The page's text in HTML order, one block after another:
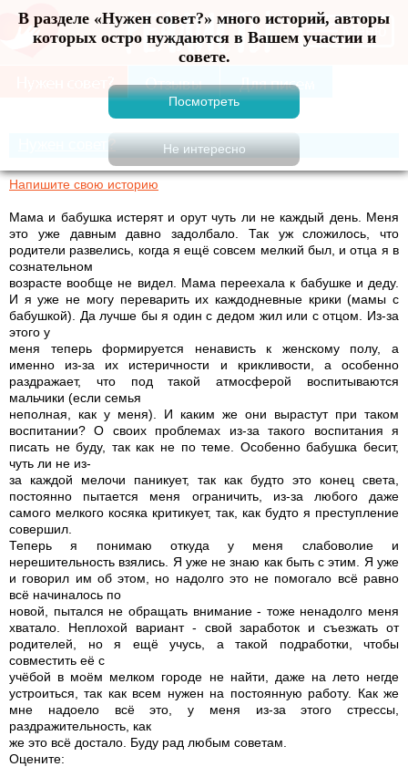
В разделе «Нужен совет?» много историй, авторы
которых остро нуждаются в Вашем участии и
совете.
Меню
Нужен совет?
Напишите свою историю
Мама и бабушка истерят и орут чуть ли не каждый день. Меня
это уже давным давно задолбало. Так уж сложилось, что
родители развелись, когда я ещё совсем мелкий был, и отца я в
сознательном
возрасте вообще не видел. Мама переехала к бабушке и деду.
И я уже не могу переварить их каждодневные крики (мамы с
бабушкой). Да лучше бы я один с дедом жил или с отцом. Из-за
этого у
меня теперь формируется ненависть к женскому полу, а
именно из-за их истеричности и крикливости, а особенно
раздражает, что под такой атмосферой воспитываются
мальчики (если семья
неполная, как у меня). И каким же они вырастут при таком
воспитании? О своих проблемах из-за такого воспитания я
писать не буду, так как не по теме. Особенно бабушка бесит,
чуть ли не из-
за каждой мелочи паникует, так как будто это конец света,
постоянно пытается меня ограничить, из-за любого даже
самого мелкого косяка критикует, так, как будто я преступление
совершил.
Теперь я понимаю откуда у меня слабоволие и
нерешительность взялись. Я уже не знаю как быть с этим. Я уже
и говорил им об этом, но надолго это не помогало всё равно
всё начиналось по
новой, пытался не обращать внимание - тоже ненадолго меня
хватало. Неплохой вариант - свой заработок и съезжать от
родителей, но я ещё учусь, а такой подработки, чтобы
совместить её с
учёбой в моём мелком городе не найти, даже на лето негде
устроиться, так как всем нужен на постоянную работу. Как же
мне надоело всё это, у меня из-за этого стрессы,
раздражительность, как
же это всё достало. Буду рад любым советам.
Оцените: